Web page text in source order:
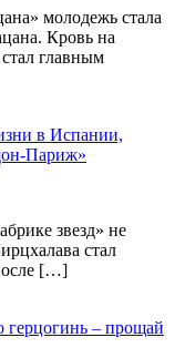
молодежь стала
Кровь на
главным
в Испании,
Париж»
звезд» не
стал
[…]
герцогинь – прощай